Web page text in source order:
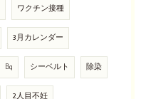
ワクチン接種
3月カレンダー
㏃ シーベルト 除染